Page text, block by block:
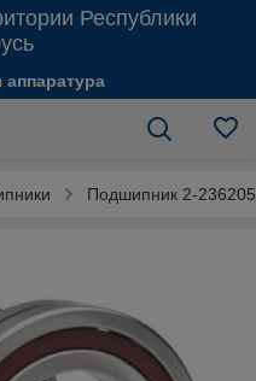
Республики
Подшипник 2-